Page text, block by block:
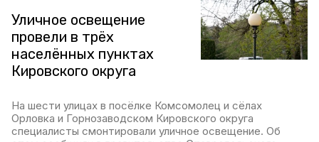
Уличное освещение
провели в трёх
населённых пунктах
Кировского округа
На шести улицах в посёлке Комсомолец и сёлах
Орловка и Горнозаводском Кировского округа
специалисты смонтировали уличное освещение. Об